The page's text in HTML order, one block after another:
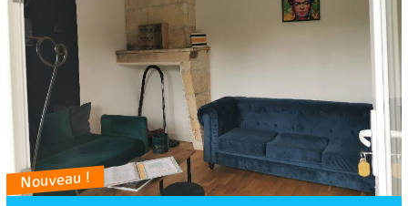
Nouveau !